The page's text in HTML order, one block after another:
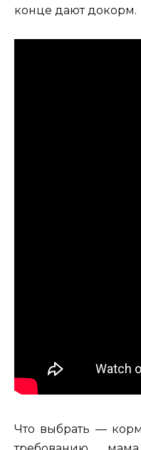
конце дают докорм.
Что выбрать —